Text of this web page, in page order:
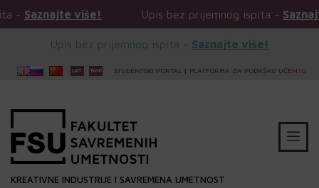
više! Upis bez prijemnog ispita -Saznajte više!
Upis bez prijemnog ispita - Saznajte više!
STUDENTSKI PORTAL | PLATFORMA ZA PODRŠKU UČENJU
KREATIVNE INDUSTRIJE I SAVREMENA UMETNOST